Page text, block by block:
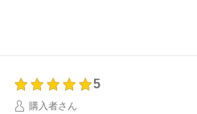
5
購入者さん